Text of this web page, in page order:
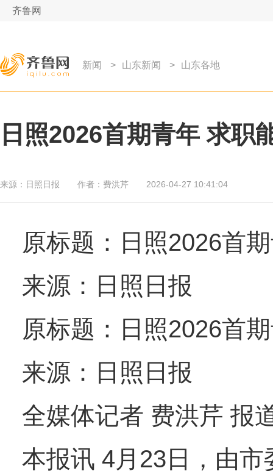
齐鲁网
新闻 > 山东新闻 > 山东各地
日照2026首期青年 求职
来源： 日照日报 作者： 费洪芹 2026-04-27 10:41:04
原标题：日照2026首
来源：日照日报
原标题：日照2026首
来源：日照日报
全媒体记者 费洪芹 报
本报讯 4月23日，由